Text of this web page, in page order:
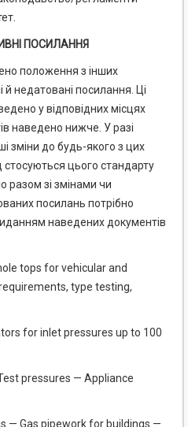
ПОСИЛАННЯ
положення з інших
й недатовані посилання. Ці
у відповідних місцях
наведено нижче. У разі
зміни до будь-якого з цих
стосуються цього стандарту
разом зі змінами чи
посилань потрібно
наведених документів
tops for vehicular and
type testing,
for inlet pressures up to 100
pressures — Appliance
— Gas pipework for buildings —